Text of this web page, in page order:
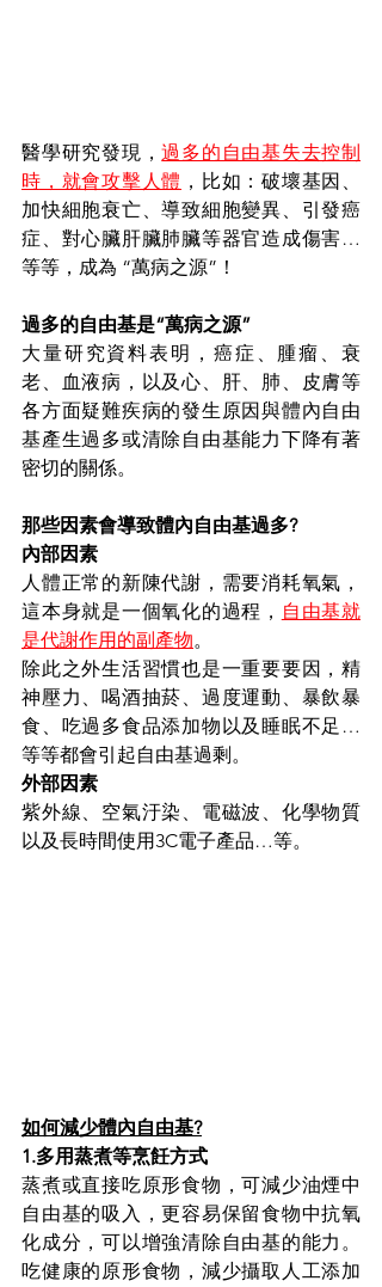
醫學研究發現，過多的自由基失去控制
時，就會攻擊人體 ，比如：破壞基因、
加快細胞衰亡、導致細胞變異、引發癌
症、對心臟肝臟肺臟等器官造成傷害…
等等，成為 “萬病之源”！
過多的自由基是“萬病之源”
大量研究資料表明，癌症、腫瘤、衰
老、血液病，以及心、肝、肺、皮膚等
各方面疑難疾病的發生原因與體內自由
基產生過多或清除自由基能力下降有著
密切的關係。
那些因素會導致體內自由基過多?
內部因素
人體正常的新陳代謝，需要消耗氧氣，
這本身就是一個氧化的過程， 自由基就
是代謝作用的副產物。
除此之外生活習慣也是一重要要因，精
神壓力、喝酒抽菸、過度運動、暴飲暴
食、吃過多食品添加物以及睡眠不足…
等等都會引起自由基過剩。
外部因素
紫外線、空氣汙染、電磁波、化學物質
以及長時間使用3C電子產品…等。
如何減少體內自由基?
1.多用蒸煮等烹飪方式
蒸煮或直接吃原形食物，可減少油煙中
自由基的吸入，更容易保留食物中抗氧
化成分，可以增強清除自由基的能力。
吃健康的原形食物，減少攝取人工添加